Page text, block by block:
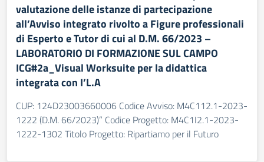
valutazione delle istanze di partecipazione
all’Avviso integrato rivolto a Figure professionali
di Esperto e Tutor di cui al D.M. 66/2023 –
LABORATORIO DI FORMAZIONE SUL CAMPO
ICG#2a_Visual Worksuite per la didattica
integrata con I’L.A
CUP: 124D23003660006 Codice Avviso: M4C112.1-2023-
1222 (D.M. 66/2023)” Codice Progetto: M4C1I2.1-2023-
1222-1302 Titolo Progetto: Ripartiamo per il Futuro